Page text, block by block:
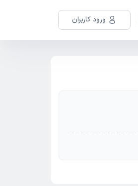
ورود کاربران